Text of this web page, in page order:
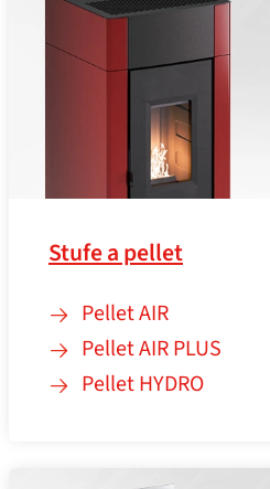
Stufe a pellet
Pellet AIR
Pellet AIR PLUS
Pellet HYDRO